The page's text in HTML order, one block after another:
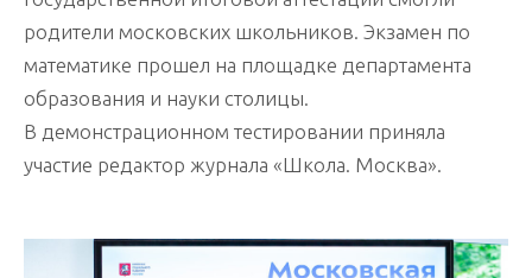
родители московских школьников. Экзамен по
математике прошел на площадке департамента
образования и науки столицы.
В демонстрационном тестировании приняла
участие редактор журнала «Школа. Москва».